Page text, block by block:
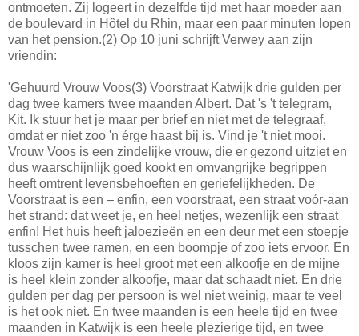
ontmoeten. Zij logeert in dezelfde tijd met haar moeder aan
de boulevard in Hôtel du Rhin, maar een paar minuten lopen
van het pension.(2) Op 10 juni schrijft Verwey aan zijn
vriendin:
'Gehuurd Vrouw Voos(3) Voorstraat Katwijk drie gulden per
dag twee kamers twee maanden Albert. Dat 's 't telegram,
Kit. Ik stuur het je maar per brief en niet met de telegraaf,
omdat er niet zoo 'n érge haast bij is. Vind je 't niet mooi.
Vrouw Voos is een zindelijke vrouw, die er gezond uitziet en
dus waarschijnlijk goed kookt en omvangrijke begrippen
heeft omtrent levensbehoeften en geriefelijkheden. De
Voorstraat is een – enfin, een voorstraat, een straat voór-aan
het strand: dat weet je, en heel netjes, wezenlijk een straat
enfin! Het huis heeft jaloezieën en een deur met een stoepje
tusschen twee ramen, en een boompje of zoo iets ervoor. En
kloos zijn kamer is heel groot met een alkoofje en de mijne
is heel klein zonder alkoofje, maar dat schaadt niet. En drie
gulden per dag per persoon is wel niet weinig, maar te veel
is het ook niet. En twee maanden is een heele tijd en twee
maanden in Katwijk is een heele plezierige tijd, en twee